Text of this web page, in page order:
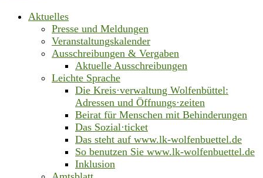
Aktuelles
Presse und Meldungen
Veranstaltungskalender
Ausschreibungen & Vergaben
Aktuelle Ausschreibungen
Leichte Sprache
Die Kreis·verwaltung Wolfenbüttel:
Adressen und Öffnungs·zeiten
Beirat für Menschen mit Behinderungen
Das Sozial·ticket
Das steht auf www.lk-wolfenbuettel.de
So benutzen Sie www.lk-wolfenbuettel.de
Inklusion